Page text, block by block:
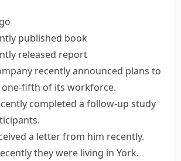
published book
released report
recently announced plans to
one-fifth of its workforce.
completed a follow-up study
a letter from him recently.
they were living in York.